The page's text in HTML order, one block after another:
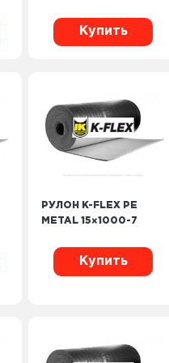
Купить
РУЛОН K-FLEX PE
METAL 15×1000-7
Купить